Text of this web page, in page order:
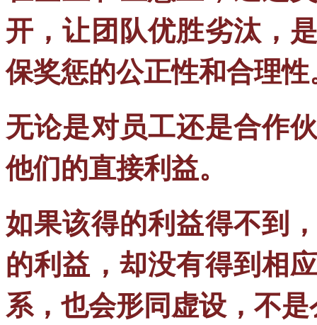
开，让团队优胜劣汰，
保奖惩的公正性和合理
无论是对员工还是合作
他们的直接利益。
如果该得的利益得不到
的利益，却没有得到相
系，也会形同虚设，不